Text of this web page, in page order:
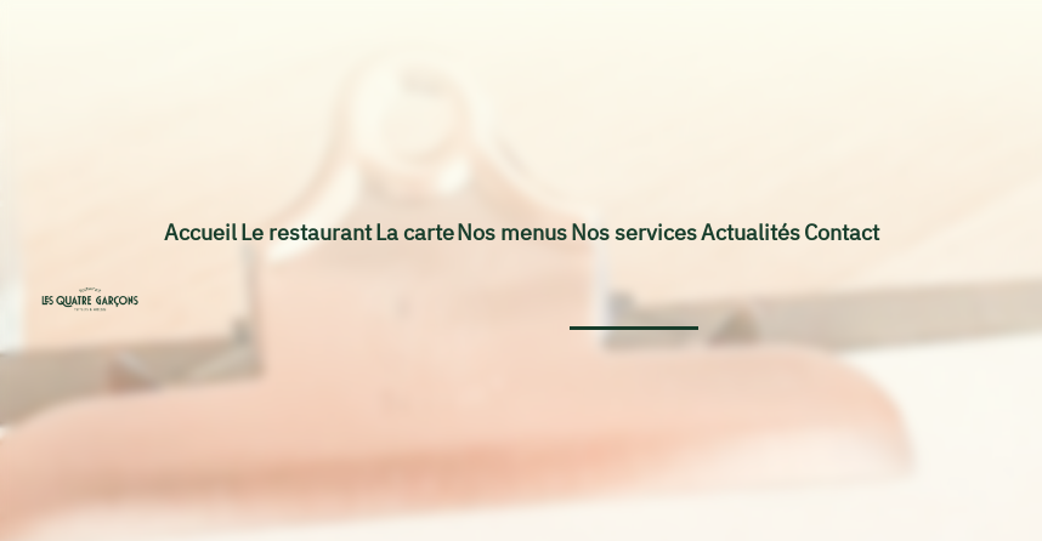
AccueilLe restaurantLa carteNos menusNos servicesActualitésContact